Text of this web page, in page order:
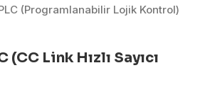
(Programlanabilir Lojik Kontrol)
(CC Link Hızlı Sayıcı